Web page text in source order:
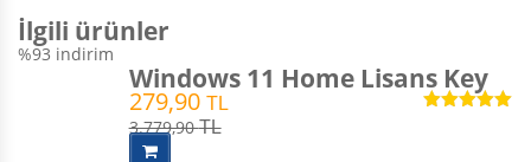
İlgili ürünler
%93 indirim
Windows 11 Home Lisans Key
279,90 TL
3.779,90TL